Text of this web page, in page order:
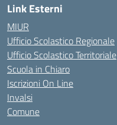
Link Esterni
MIUR
Ufficio Scolastico Regionale
Ufficio Scolastico Territoriale
Scuola in Chiaro
Iscrizioni On Line
Invalsi
Comune